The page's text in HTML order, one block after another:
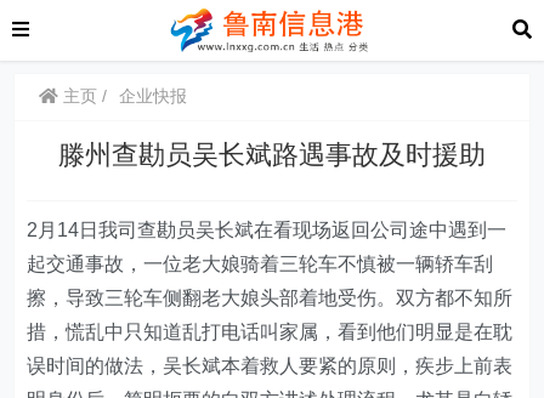
主页 企业快报
滕州查勘员吴长斌路遇事故及时援助
2 月14日我司查勘员吴长斌在看现场返回公司途中遇到一
起交通事故，一位老大娘骑着三轮车不慎被一辆轿车刮
擦，导致三轮车侧翻老大娘头部着地受伤。双方都不知所
措，慌乱中只知道乱打电话叫家属，看到他们明显是在耽
误时间的做法，吴长斌本着救人要紧的原则，疾步上前表